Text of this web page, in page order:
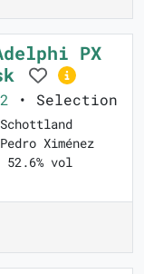
PX
• Selection
Ximénez
52.6% vol